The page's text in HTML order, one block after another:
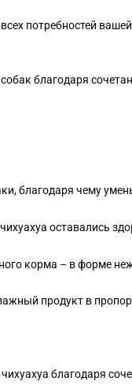
потребностей
благодаря
благодаря чему
оставались
корма – в форме
продукт в
благодаря